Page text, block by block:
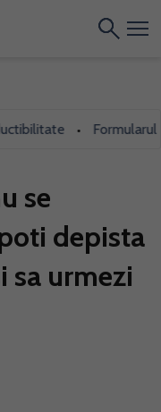
• Formularul
se
depista
sa urmezi